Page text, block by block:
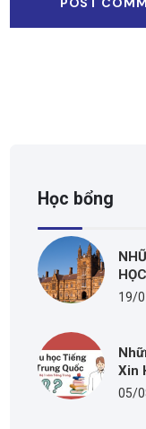
Học bổng
19/
Xin
05/